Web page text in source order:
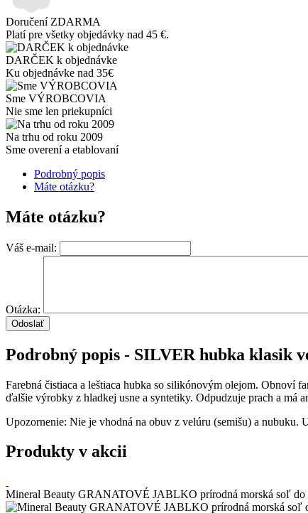
Doručení ZDARMA
Platí pre všetky objedávky nad 45 €.
DARČEK k objednávke
Ku objednávke nad 35€
Sme VÝROBCOVIA
Nie sme len priekupníci
Na trhu od roku 2009
Sme overení a etablovaní
Podrobný popis
Máte otázku?
Máte otázku?
Váš e-mail:
Otázka:
Podrobný popis - SILVER hubka klasik
Farebná čistiaca a leštiaca hubka so silikónovým olejom. Obnoví
ďalšie výrobky z hladkej usne a syntetiky. Odpudzuje prach a má
Upozornenie: Nie je vhodná na obuv z velúru (semišu) a nubuku.
Produkty v akcii
Mineral Beauty GRANATOVÉ JABLKO prírodná morská soľ do